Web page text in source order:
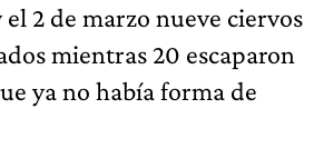
2 de marzo nueve ciervos
mientras 20 escaparon
ya no había forma de